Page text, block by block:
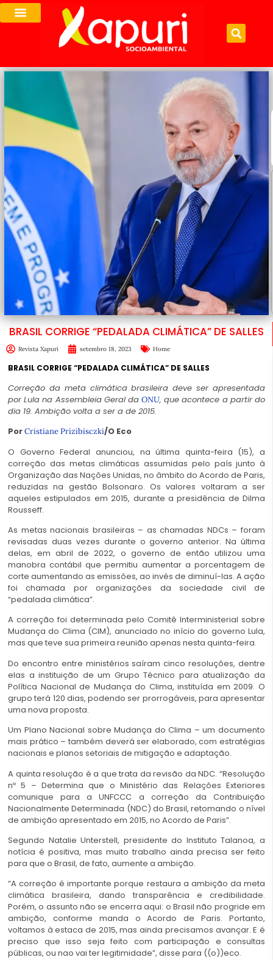
BRASIL CORRIGE “PEDALADA CLIMÁTICA” DE SALLES
Revista Xapuri setembro 18, 2023 Home
BRASIL CORRIGE “PEDALADA CLIMÁTICA” DE SALLES
Correção da meta climática brasileira deve ser apresentada
por Lula na Assembleia Geral daONU, que acontece a partir do
dia 19. Ambição volta a ser a de 2015.
PorCristiane Prizibisczki/O Eco
O Governo Federal anunciou, na última quinta-feira (15), a
correção das metas climáticas assumidas pelo país junto à
Organização das Nações Unidas, no âmbito do Acordo de Paris,
reduzidas na gestão Bolsonaro. Os valores voltaram a ser
aqueles estipulados em 2015, durante a presidência de Dilma
Rousseff.
As metas nacionais brasileiras – as chamadas NDCs – foram
revisadas duas vezes durante o governo anterior. Na última
delas, em abril de 2022, o governo de então utilizou uma
manobra contábil que permitiu aumentar a porcentagem de
corte aumentando as emissões, ao invés de diminuí-las. A ação
foi chamada por organizações da sociedade civil de
“pedalada climática”.
A correção foi determinada pelo Comitê Interministerial sobre
Mudança do Clima (CIM), anunciado no início do governo Lula,
mas que teve sua primeira reunião apenas nesta quinta-feira.
Do encontro entre ministérios saíram cinco resoluções, dentre
elas a instituição de um Grupo Técnico para atualização da
Política Nacional de Mudança do Clima, instituída em 2009. O
grupo terá 120 dias, podendo ser prorrogáveis, para apresentar
uma nova proposta.
Um Plano Nacional sobre Mudança do Clima – um documento
mais prático – também deverá ser elaborado, com estratégias
nacionais e planos setoriais de mitigação e adaptação.
A quinta resolução é a que trata da revisão da NDC. “Resolução
nº 5 – Determina que o Ministério das Relações Exteriores
comunique para a UNFCCC a correção da Contribuição
Nacionalmente Determinada (NDC) do Brasil, retomando o nível
de ambição apresentado em 2015, no Acordo de Paris”.
Segundo Natalie Unterstell, presidente do Instituto Talanoa, a
notícia é positiva, mas muito trabalho ainda precisa ser feito
para que o Brasil, de fato, aumente a ambição.
“A correção é importante porque restaura a ambição da meta
climática brasileira, dando transparência e credibilidade.
Porém, o assunto não se encerra aqui: o Brasil não progride em
ambição, conforme manda o Acordo de Paris. Portanto,
voltamos à estaca de 2015, mas ainda precisamos avançar. E é
preciso que isso seja feito com participação e consultas
públicas, ou nao vai ter legitimidade”, disse para ((o))eco.